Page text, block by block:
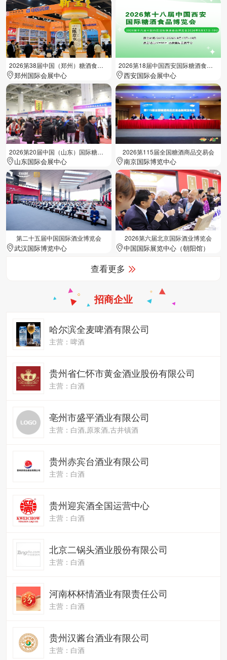
2026第38届中国（郑州）糖酒食品交易会
郑州国际会展中心
2026第18届中国西安国际糖酒食品展览会
西安国际会展中心
2026第20届中国（山东）国际糖酒食品交易会
山东国际会展中心
2026第115届全国糖酒商品交易会
南京国际博览中心
第二十五届中国国际酒业博览会
武汉国际博览中心
2026第六届北京国际酒业博览会
中国国际展览中心（朝阳馆）
查看更多
招商企业
哈尔滨全麦啤酒有限公司
主营：啤酒
贵州省仁怀市黄金酒业股份有限公司
主营：白酒
亳州市盛平酒业有限公司
主营：白酒,原浆酒,古井镇酒
贵州赤宾台酒业有限公司
主营：白酒
贵州迎宾酒全国运营中心
主营：白酒
北京二锅头酒业股份有限公司
主营：白酒
河南杯杯情酒业有限责任公司
主营：白酒
贵州汉酱台酒业有限公司
主营：白酒